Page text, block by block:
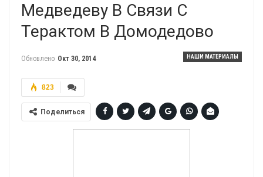
Медведеву В Связи С
Терактом В Домодедово
НАШИ МАТЕРИАЛЫ
Обновлено Окт 30, 2014
823
Поделиться